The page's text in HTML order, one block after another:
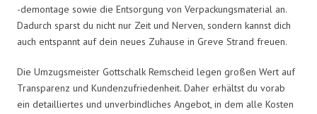
-demontage sowie die Entsorgung von Verpackungsmaterial an.
Dadurch sparst du nicht nur Zeit und Nerven, sondern kannst dich
auch entspannt auf dein neues Zuhause in Greve Strand freuen.
Die Umzugsmeister Gottschalk Remscheid legen großen Wert auf
Transparenz und Kundenzufriedenheit. Daher erhältst du vorab
ein detailliertes und unverbindliches Angebot, in dem alle Kosten